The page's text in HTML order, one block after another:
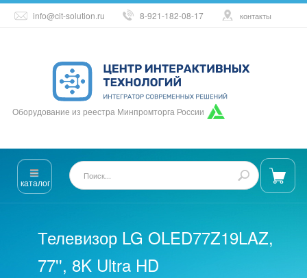
info@cit-solution.ru 8-921-182-08-17 контакты
Оборудование из реестра Минпромторга России
каталог
Телевизор LG OLED77Z19LAZ,
77'', 8K Ultra HD